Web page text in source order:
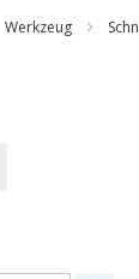
Werkzeug